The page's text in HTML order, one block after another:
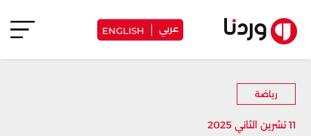
عربي ENGLISH
رياضة
11 تشرين الثاني 2025